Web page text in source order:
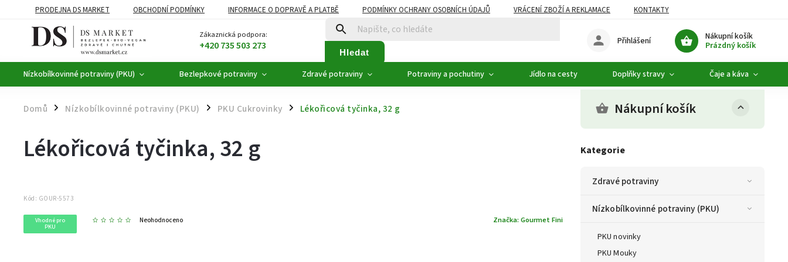
PRODEJNA DS MARKET OBCHODNÍ PODMÍNKY INFORMACE O DOPRAVĚ A PLATBĚ PODMÍNKY OCHRANY OSOBNÍCH ÚDAJŮ VRÁCENÍ ZBOŽÍ A REKLAMACE
KONTAKTY
BEZLEPKOVÉ POTRAVINY
ZDRAVÉ POTRAVINY NOVINKY AKCE, SLEVY
Zákaznická podpora:
+420 735 503 273 Hledat
Nákupní košík
Prázdný košík
Přihlášení
Nízkobílkovinné potraviny (PKU) Bezlepkové potraviny Zdravé potraviny Potraviny a pochutiny Jídlo na cesty Doplňky stravy Čaje a káva
Domů / Nízkobílkovinné potraviny (PKU) / PKU Cukrovinky / Lékořicová tyčinka, 32 g Nákupní košík
Kategorie
Zdravé potraviny
Nízkobílkovinné potraviny (PKU)
PKU novinky
PKU Mouky
Lékořicová tyčinka, 32 g
Kód: GOUR-5573
Vhodné pro
PKU
Neohodnoceno Značka: Gourmet Fini